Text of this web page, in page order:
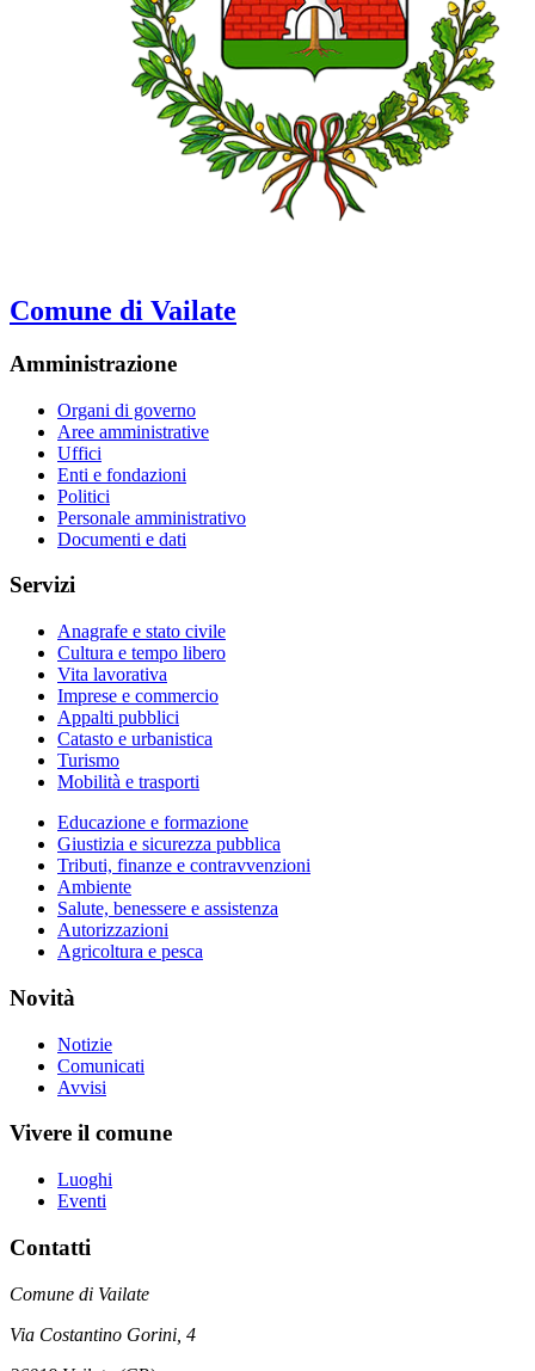
Comune di Vailate
Amministrazione
Organi di governo
Aree amministrative
Uffici
Enti e fondazioni
Politici
Personale amministrativo
Documenti e dati
Servizi
Anagrafe e stato civile
Cultura e tempo libero
Vita lavorativa
Imprese e commercio
Appalti pubblici
Catasto e urbanistica
Turismo
Mobilità e trasporti
Educazione e formazione
Giustizia e sicurezza pubblica
Tributi, finanze e contravvenzioni
Ambiente
Salute, benessere e assistenza
Autorizzazioni
Agricoltura e pesca
Novità
Notizie
Comunicati
Avvisi
Vivere il comune
Luoghi
Eventi
Contatti
Comune di Vailate
Via Costantino Gorini, 4